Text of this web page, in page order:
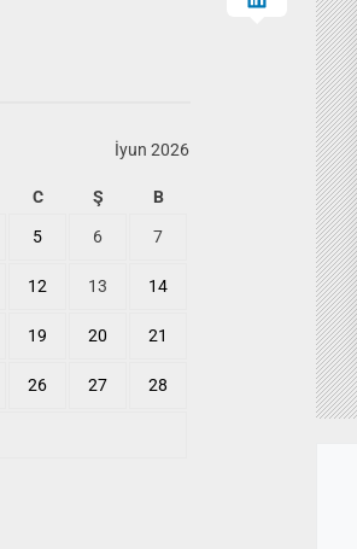
İyun 2026
C Ş B
5 6 7
12 13 14
19 20 21
26 27 28